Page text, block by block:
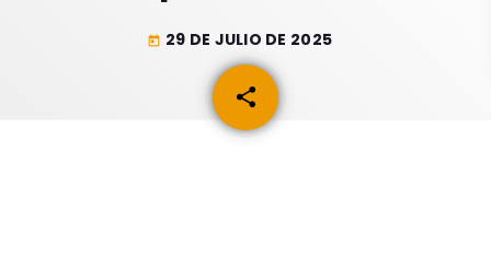
today 29 DE JULIO DE 2025
share
email